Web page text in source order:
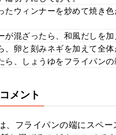
たウィンナーを炒めて焼き
が混ざったら、和風だしを
、卵と刻みネギを加えて全体
ら、しょうゆをフライパン
メント
、フライパンの端にスペ